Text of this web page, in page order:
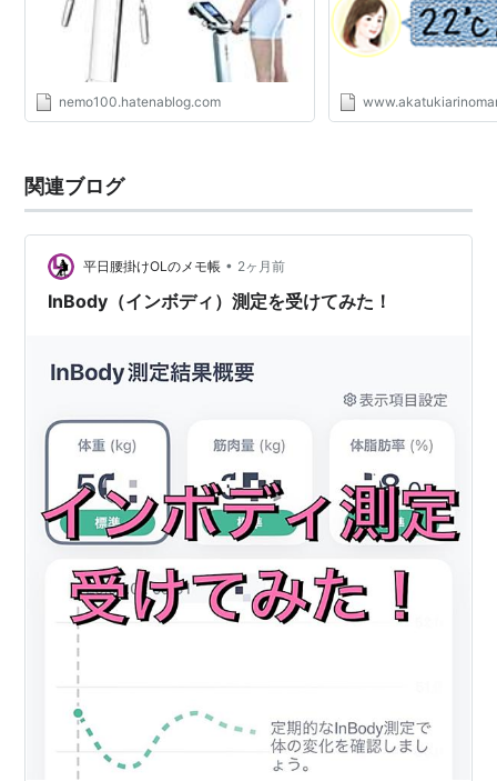
nemo100.hatenablog.com
関連ブログ
平日腰掛けOLのメモ帳 • 2ヶ月前
InBody（インボディ）測定を受けてみた！